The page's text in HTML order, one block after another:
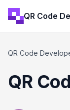
QR Code
QR Code
QR